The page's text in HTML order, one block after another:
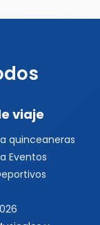
viaje
quinceaneras
Eventos